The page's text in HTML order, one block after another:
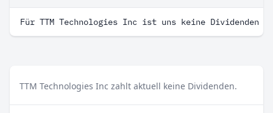
Für TTM Technologies Inc ist uns keine Dividenden
TTM Technologies Inc zahlt aktuell keine Dividenden.